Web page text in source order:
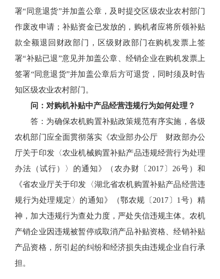
署“同意退货”并加盖公章，及时提交区级农业农村部门
作废改申请；补贴资金已发放的，购机者应将所领补贴
款全额退回财政部门，区级财政部门在购机发票上签
署“补贴已退”意见并加盖公章、经销企业在购机发票上
签署“同意退货”并加盖公章后方可退货，同时须及时告
知区级农业农村部门。
问：对购机补贴中产品经营违规行为如何处理？
答：为确保农机购置补贴政策规范有序实施，各级
农机部门应全面贯彻落实《农业部办公厅 财政部办公
厅关于印发〈农业机械购置补贴产品违规经营行为处理
办法（试行）〉的通知》（农办财〔2017〕26号）和
《省农业厅关于印发〈湖北省农机购置补贴产品经营违
规行为处理规定〉的通知》（鄂农规〔2017〕1号）精
神，加大违规行为查处力度，严处失信违规主体。农机
产销企业因违规被暂停或取消产品补贴资格、经销补贴
产品资格，所引起的纠纷和经济损失由违规企业自行承
担。